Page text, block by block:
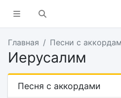
Главная Песни с
Иерусалим
Песня с аккордами